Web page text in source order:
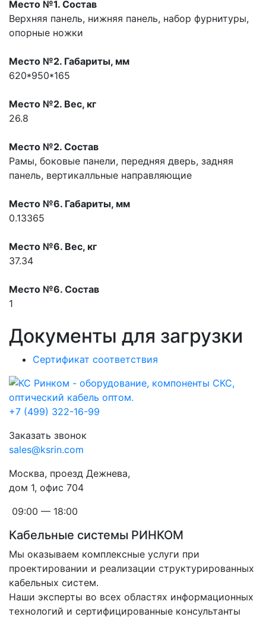
Место №1. Состав
Верхняя панель, нижняя панель, набор фурнитуры,
опорные ножки
Место №2. Габариты, мм
620*950*165
Место №2. Вес, кг
26.8
Место №2. Состав
Рамы, боковые панели, передняя дверь, задняя
панель, вертикалльные направляющие
Место №6. Габариты, мм
0.13365
Место №6. Вес, кг
37.34
Место №6. Состав
1
Документы для загрузки
Сертификат соответствия
+7 (499) 322-16-99
Заказать звонок
sales@ksrin.com
Москва, проезд Дежнева,
дом 1, офис 704
09:00 — 18:00
Кабельные системы РИНКОМ
Мы оказываем комплексные услуги при
проектировании и реализации структурированных
кабельных систем.
Наши эксперты во всех областях информационных
технологий и сертифицированные консультанты